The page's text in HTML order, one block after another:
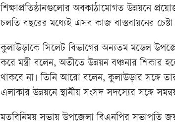
শিক্ষাপ্রতিষ্ঠানগুলোর অবকাঠামোগত উন্নয়নে
চলতি বছরের মধ্যেই এসব কাজ বাস্তবায়নের
কুলাউড়াকে সিলেট বিভাগের অন্যতম মডেল
করে মন্ত্রী বলেন, অতীতে উন্নয়ন বঞ্চনার শিকার
থাকবে না। তিনি আরো বলেন, কুলাউড়ার সঙ্গে
এলাকার উন্নয়নে স্থানীয় সংসদ সদস্যের সঙ্গে
মতবিনিময় সভায় উপজেলা বিএনপির সভাপতি